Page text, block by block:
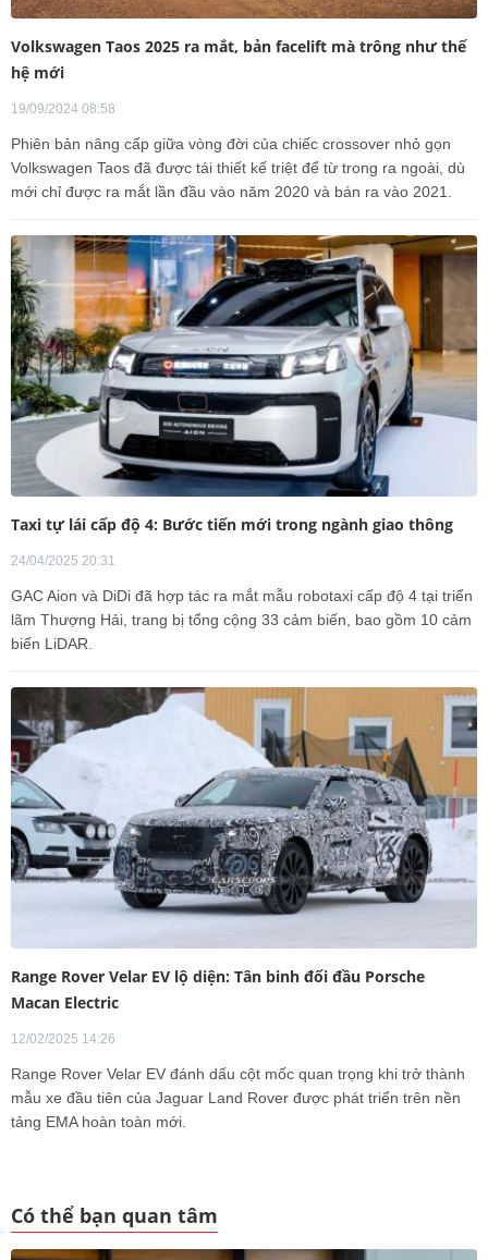
Volkswagen Taos 2025 ra mắt, bản facelift mà trông như thế
hệ mới
19/09/2024 08:58
Phiên bản nâng cấp giữa vòng đời của chiếc crossover nhỏ gọn
Volkswagen Taos đã được tái thiết kế triệt để từ trong ra ngoài, dù
mới chỉ được ra mắt lần đầu vào năm 2020 và bán ra vào 2021.
Taxi tự lái cấp độ 4: Bước tiến mới trong ngành giao thông
24/04/2025 20:31
GAC Aion và DiDi đã hợp tác ra mắt mẫu robotaxi cấp độ 4 tại triển
lãm Thượng Hải, trang bị tổng cộng 33 cảm biến, bao gồm 10 cảm
biến LiDAR.
Range Rover Velar EV lộ diện: Tân binh đối đầu Porsche
Macan Electric
12/02/2025 14:26
Range Rover Velar EV đánh dấu cột mốc quan trọng khi trở thành
mẫu xe đầu tiên của Jaguar Land Rover được phát triển trên nền
tảng EMA hoàn toàn mới.
Có thể bạn quan tâm